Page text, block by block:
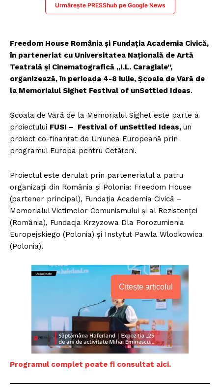
Urmărește PRESShub pe Google News
Freedom House România și Fundația Academia Civică,
în parteneriat cu Universitatea Națională de Artă
Teatrală și Cinematografică „I.L. Caragiale”,
organizează, în perioada 4-8 iulie, Școala de Vară de
la Memorialul Sighet Festival of unSettled Ideas.
Școala de Vară de la Memorialul Sighet este parte a
proiectului FUSI – Festival of unSettled Ideas, un
proiect co-finanţat de Uniunea Europeană prin
programul Europa pentru Cetăţeni.
Proiectul este derulat prin parteneriatul a patru
organizaţii din România și Polonia: Freedom House
(partener principal), Fundaţia Academia Civică –
Memorialul Victimelor Comunismului şi al Rezistenţei
(România), Fundacja Krzyzowa Dla Porozumienia
Europejskiego (Polonia) şi Instytut Pawla Wlodkowica
(Polonia).
Citește articolul
Programul complet poate fi consultat aici.